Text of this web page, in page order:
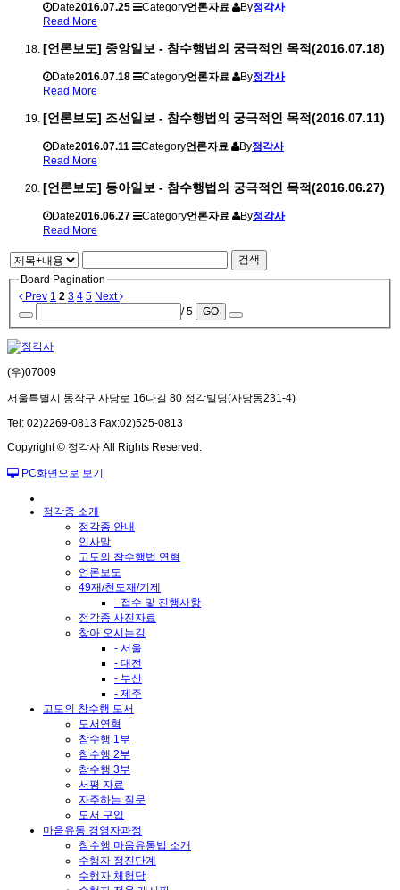
Date2016.07.25 Category언론자료 By정각사
Read More
[언론보도] 중앙일보 - 참수행법의 궁극적인 목적(2016.07.18)
Date2016.07.18 Category언론자료 By정각사
Read More
[언론보도] 조선일보 - 참수행법의 궁극적인 목적(2016.07.11)
Date2016.07.11 Category언론자료 By정각사
Read More
[언론보도] 동아일보 - 참수행법의 궁극적인 목적(2016.06.27)
Date2016.06.27 Category언론자료 By정각사
Read More
검색
Board Pagination
Prev 1 2 3 4 5 Next
/ 5
GO
(우)07009
서울특별시 동작구 사당로 16다길 80 정각빌딩(사당동231-4)
Tel: 02)2269-0813 Fax:02)525-0813
Copyright © 정각사 All Rights Reserved.
PC화면으로 보기
정각종 소개
정각종 안내
인사말
고도의 참수행법 연혁
언론보도
49재/천도재/기제
- 접수 및 진행사항
정각종 사진자료
찾아 오시는길
- 서울
- 대전
- 부산
- 제주
고도의 참수행 도서
도서연혁
참수행 1부
참수행 2부
참수행 3부
서평 자료
자주하는 질문
도서 구입
마음유통 경영자과정
참수행 마음유통법 소개
수행자 정진단계
수행자 체험담